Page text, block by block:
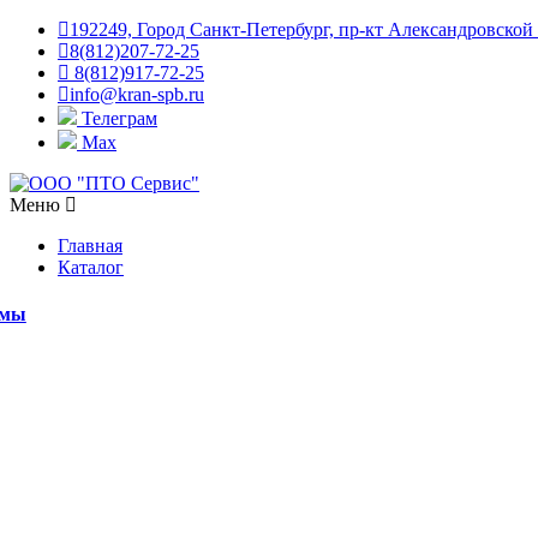
192249, Город Санкт-Петербург, пр-кт
8(812)207-72-25
8(812)917-72-25
info@kran-spb.ru
Телеграм
Max
Меню
Главная
Каталог